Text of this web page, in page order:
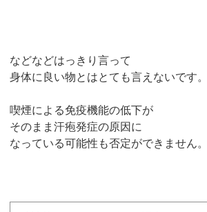
などなどはっきり言って
身体に良い物とはとても言えないです。
喫煙による免疫機能の低下が
そのまま汗疱発症の原因に
なっている可能性も否定ができません。